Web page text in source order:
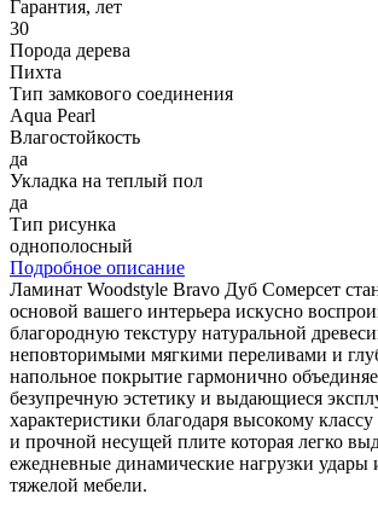
Гарантия, лет
30
Порода дерева
Пихта
Тип замкового соединения
Aqua Pearl
Влагостойкость
да
Укладка на теплый пол
да
Тип рисунка
однополосный
Подробное описание
Ламинат Woodstyle Bravo Дуб Сомерсет
основой вашего интерьера искусно
благородную текстуру натуральной
неповторимыми мягкими переливами и
напольное покрытие гармонично
безупречную эстетику и выдающиеся
характеристики благодаря высокому классу
и прочной несущей плите которая легко
ежедневные динамические нагрузки удары
тяжелой мебели.